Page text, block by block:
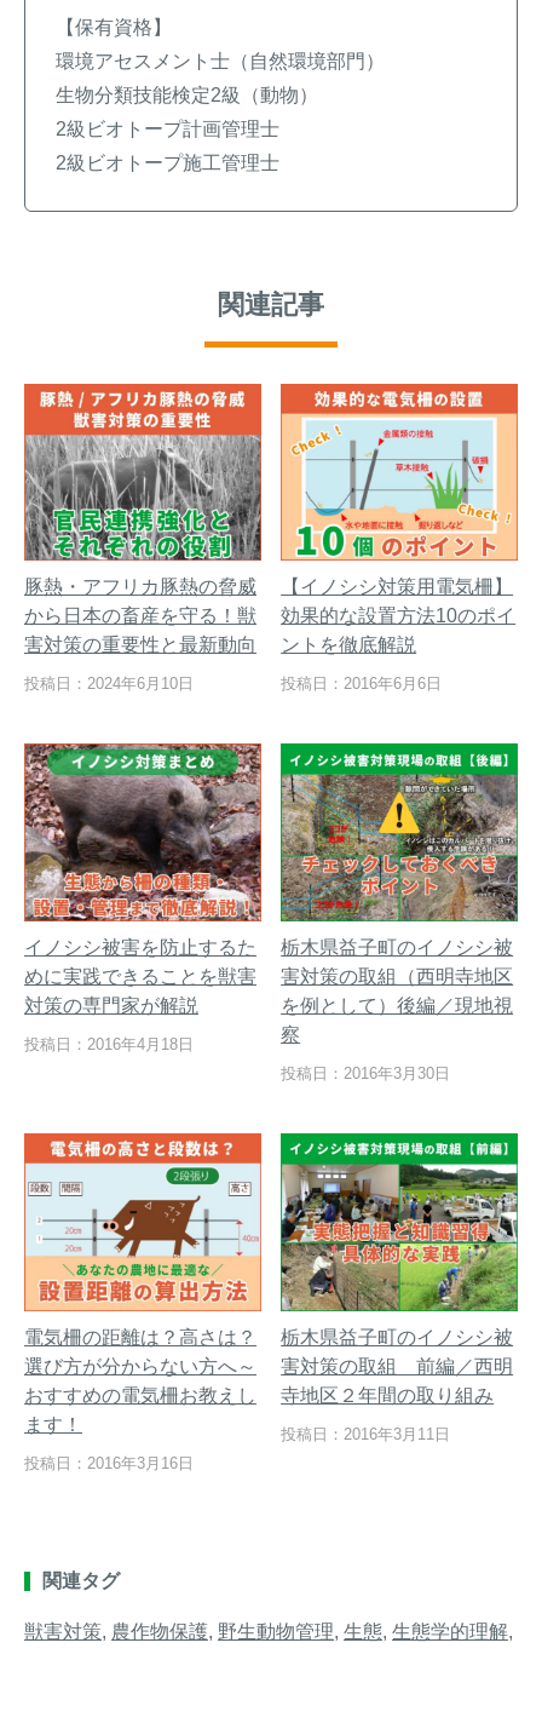
【保有資格】
環境アセスメント士（自然環境部門）
生物分類技能検定2級（動物）
2級ビオトープ計画管理士
2級ビオトープ施工管理士
関連記事
豚熱・アフリカ豚熱の脅威
から日本の畜産を守る！獣
害対策の重要性と最新動向
投稿日：2024年6月10日
【イノシシ対策用電気柵】
効果的な設置方法10のポイ
ントを徹底解説
投稿日：2016年6月6日
イノシシ被害を防止するた
めに実践できることを獣害
対策の専門家が解説
投稿日：2016年4月18日
栃木県益子町のイノシシ被
害対策の取組（西明寺地区
を例として）後編／現地視
察
投稿日：2016年3月30日
電気柵の距離は？高さは？
選び方が分からない方へ～
おすすめの電気柵お教えし
ます！
投稿日：2016年3月16日
栃木県益子町のイノシシ被
害対策の取組 前編／西明
寺地区２年間の取り組み
投稿日：2016年3月11日
関連タグ
獣害対策, 農作物保護, 野生動物管理, 生態, 生態学的理解,